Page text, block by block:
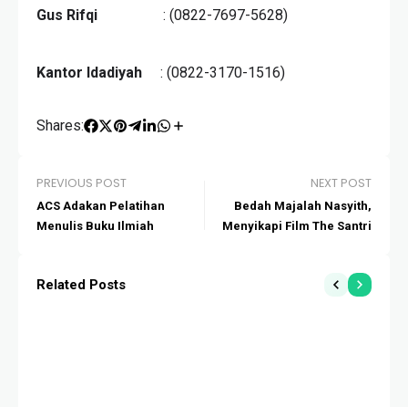
Gus Rifqi : (0822-7697-5628)
Kantor Idadiyah : (0822-3170-1516)
Shares:
PREVIOUS POST
ACS Adakan Pelatihan
Menulis Buku Ilmiah
NEXT POST
Bedah Majalah Nasyith,
Menyikapi Film The Santri
Related Posts